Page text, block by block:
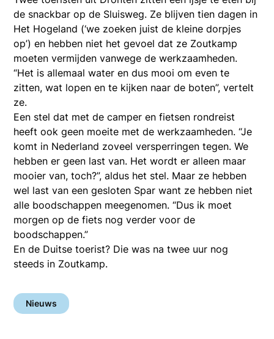
de snackbar op de Sluisweg. Ze blijven tien dagen in
Het Hogeland (‘we zoeken juist de kleine dorpjes
op’) en hebben niet het gevoel dat ze Zoutkamp
moeten vermijden vanwege de werkzaamheden.
“Het is allemaal water en dus mooi om even te
zitten, wat lopen en te kijken naar de boten”, vertelt
ze.
Een stel dat met de camper en fietsen rondreist
heeft ook geen moeite met de werkzaamheden. “Je
komt in Nederland zoveel versperringen tegen. We
hebben er geen last van. Het wordt er alleen maar
mooier van, toch?”, aldus het stel. Maar ze hebben
wel last van een gesloten Spar want ze hebben niet
alle boodschappen meegenomen. “Dus ik moet
morgen op de fiets nog verder voor de
boodschappen.”
En de Duitse toerist? Die was na twee uur nog
steeds in Zoutkamp.
Nieuws